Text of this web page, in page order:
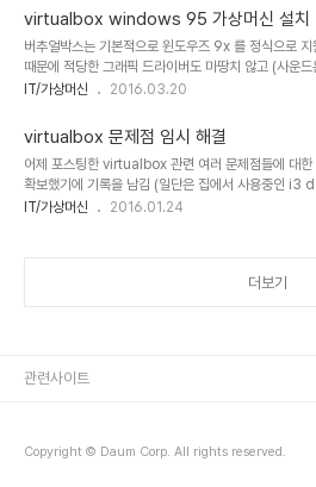
VMWarePlayer 역시 개인 사용자에게는 무료이고
은 incremental snapshot 기능이 없다는 점. 때문에
래도 virtualbox 가상머신에 snapshot 찍어두고 테스
고, 확실히 안정된 상태로 실제적인 일에 사용할 ..
virtualbox windows 95 가상머신 설치
버추얼박스는 기본적으로 윈도우즈 9x 를 정식으로 지
때문에 적당한 그래픽 드라이버도 마땅치 않고 (사운드
virtualbox guest additions 도 설치가 되지 않기에
설치해서 하는 게임은 전혀 하지 않았기에 게임에 대한
하지만 일부 사무용(?) 응용 프로그램은 아직도 돌리고
다. 예를 들면 한컴에서 나왔던 한TeX 로 졸업 논문을
돌려서 출력물을 만들어 보고 싶을 때도 있다. 그리고 옛
아직도 볼 수 있는 사이트가 있는지 궁금할 때도 있기에
IT/가상머신 2016.03.20
virtualbox 문제점 임시 해결
어제 포스팅한 virtualbox 관련 여러 문제점들에 대한
확보했기에 기록을 남김 (일단은 집에서 사용중인 i3
으로) 문제점들http://smores.tistory.com/904
스톨 한 후에도 화면 resize 불가 및 공유폴더 share
IT/가상머신 2016.01.24
더보기
Copyright © Daum Corp. All rights reserved.
관련사이트